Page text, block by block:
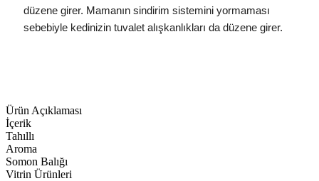
düzene girer. Mamanın sindirim sistemini yormaması
sebebiyle kedinizin tuvalet alışkanlıkları da düzene girer.
Ürün Açıklaması
İçerik
Tahıllı
Aroma
Somon Balığı
Vitrin Ürünleri